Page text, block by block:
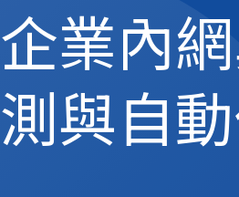
企業內
測與自